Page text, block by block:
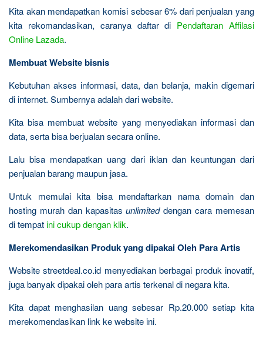
Kita akan mendapatkan komisi sebesar 6% dari penjualan yang
kita rekomandasikan, caranya daftar di Pendaftaran Affilasi
Online Lazada.
Membuat Website bisnis
Kebutuhan akses informasi, data, dan belanja, makin digemari
di internet. Sumbernya adalah dari website.
Kita bisa membuat website yang menyediakan informasi dan
data, serta bisa berjualan secara online.
Lalu bisa mendapatkan uang dari iklan dan keuntungan dari
penjualan barang maupun jasa.
Untuk memulai kita bisa mendaftarkan nama domain dan
hosting murah dan kapasitasunlimiteddengan cara memesan
di tempatini cukup dengan klik.
Merekomendasikan Produk yang dipakai Oleh Para Artis
Website streetdeal.co.id menyediakan berbagai produk inovatif,
juga banyak dipakai oleh para artis terkenal di negara kita.
Kita dapat menghasilan uang sebesar Rp.20.000 setiap kita
merekomendasikan link ke website ini.